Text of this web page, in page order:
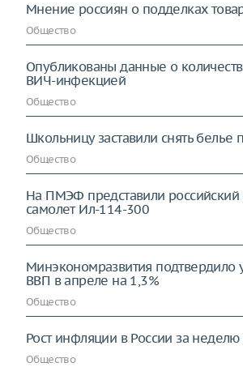
Мнение россиян о подделках
Общество
Опубликованы данные о
ВИЧ-инфекцией
Общество
Школьницу заставили снять белье
Общество
На ПМЭФ представили российский
самолет Ил-114-300
Общество
Минэкономразвития подтвердило
ВВП в апреле на 1,3%
Общество
Рост инфляции в России за неделю
Общество